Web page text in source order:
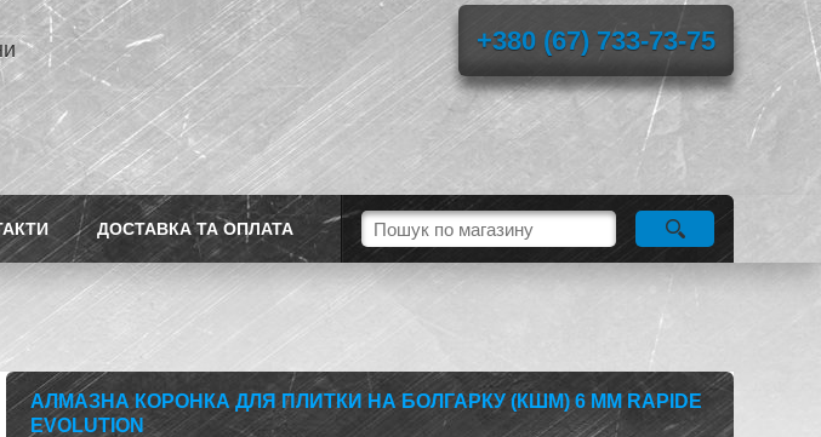
+380 (67) 733-73-75
ДОСТАВКА ТА ОПЛАТА
АЛМАЗНА КОРОНКА ДЛЯ ПЛИТКИ НА БОЛГАРКУ (КШМ) 6 ММ RAPIDE
EVOLUTION